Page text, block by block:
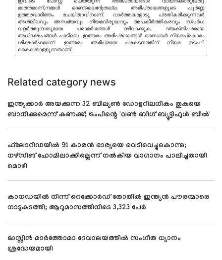
മാത്രമാണ്,നമ്മൾ ഓണ്ലൈന്റേതല്ല. അഭിപ്രായങ്ങളുടെ പൂർണ്ണ
ഉത്തരവാദിത്തം രചയിതാവിനാണ്. വാര്‍ത്തകളോടു പ്രതികരിക്കുന്നവര്‍
അശ്ലീലവും അസഭ്യവും നിയമവിരുദ്ധവും അപകീര്‍ത്തികരവും സ്പര്‍ധ
വളര്‍ത്തുന്നതുമായ പരാമര്‍ശങ്ങള്‍ ഒഴിവാക്കുക. വ്യക്തിപരമായ
അധിക്ഷേപങ്ങള്‍ പാടില്ല. ഇത്തരം അഭിപ്രായങ്ങള്‍ സൈബര്‍ നിയമപ്രകാരം
ശിക്ഷാര്‍ഹമാണ്. ഇത്തരം അഭിപ്രായ പ്രകടനത്തിന് നിയമ നടപടി
കൈക്കൊള്ളുന്നതാണ്.
Related category news
ഇന്ത്യക്കാര്‍ അയക്കുന്ന 32 ബില്യൺ ഡോളറിലധികം തുകയെ
ബാധിക്കുമെന്ന് കണക്ക്; ട്രംപിന്റെ 'വൺ ബിഗ് ബ്യൂട്ടിഫുൾ ബിൽ'
ഫ്‌ലോറിഡയില്‍ 91 കാരന്‍ ഭാര്യയെ വെടിവെച്ചുകൊന്നു;
നഴ്‌സിങ് ഹോമിലാക്കില്ലെന്ന് നല്‍കിയ വാഗ്ദാനം പാലിച്ചതായി
മൊഴി
കാനഡയില്‍ നിന്ന് റെക്കോര്‍ഡ് തോതില്‍ ഇന്ത്യന്‍ പൗരന്മാരെ
നാടുകടത്തി; ആറുമാസത്തിനിടെ 3,323 പേര്‍
ഓസ്റ്റിന്‍ മാര്‍ത്തോമാ ദേവാലയത്തില്‍ സംഗീത ധ്യാനം
ശ്രദ്ധേയമായി